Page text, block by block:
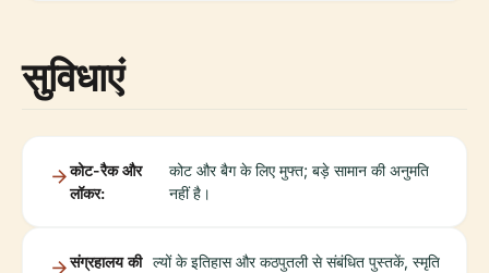
सुविधाएं
कोट-रैक और
लॉकर:
कोट और बैग के लिए मुफ्त; बड़े सामान की अनुमति
नहीं है।
संग्रहालय की ल्यों के इतिहास और कठपुतली से संबंधित पुस्तकें, स्मृति